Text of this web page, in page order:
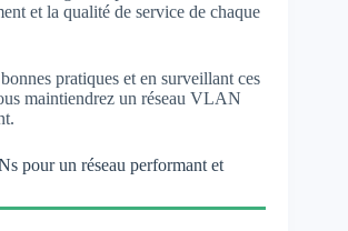
et la qualité de service de chaque
pratiques et en surveillant ces
maintiendrez un réseau VLAN
pour un réseau performant et